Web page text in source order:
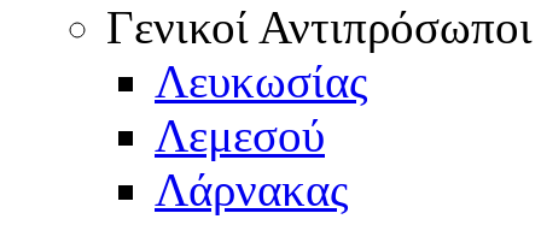
Γενικοί Αντιπρόσωποι
Λευκωσίας
Λεμεσού
Λάρνακας